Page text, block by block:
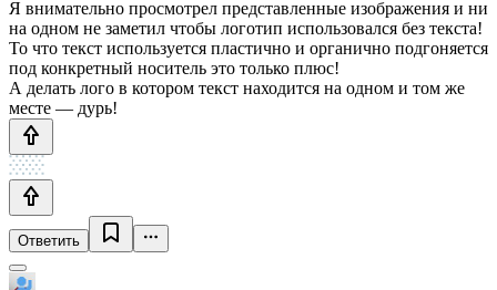
Я внимательно просмотрел представленные изображения и ни
на одном не заметил чтобы логотип использовался без текста!
То что текст используется пластично и органично подгоняется
под конкретный носитель это только плюс!
А делать лого в котором текст находится на одном и том же
месте — дурь!
Ответить